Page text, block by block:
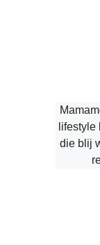
die blij